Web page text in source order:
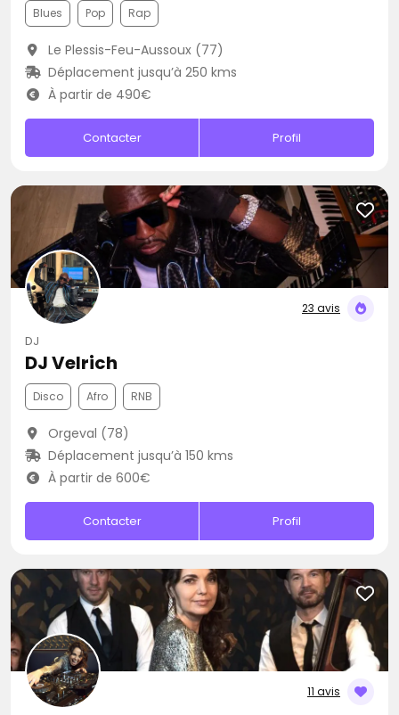
Blues Pop Rap
Le Plessis-Feu-Aussoux (77)
Déplacement jusqu’à 250 kms
À partir de 490€
Contacter Profil
23 avis
DJ
DJ Velrich
Disco Afro RNB
Orgeval (78)
Déplacement jusqu’à 150 kms
À partir de 600€
Contacter Profil
11 avis